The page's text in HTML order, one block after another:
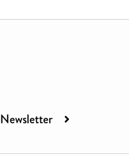
Newsletter